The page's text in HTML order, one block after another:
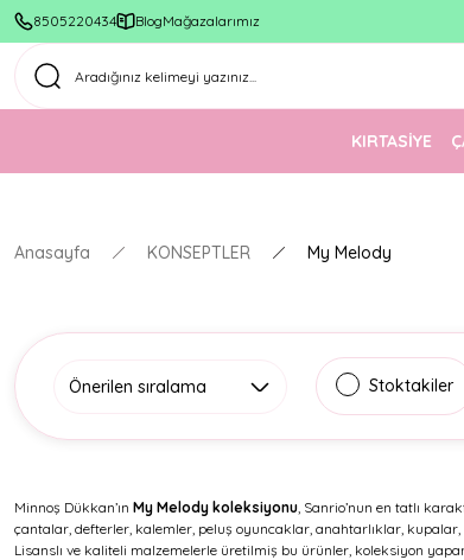
8505220434 BlogMağazalarımız
KIRTASİYE
Anasayfa KONSEPTLER My Melody
Stoktakiler
Minnoş Dükkan’ın My Melody koleksiyonu, Sanrio’nun en tatlı
çantalar, defterler, kalemler, peluş oyuncaklar, anahtarlıklar, kupalar,
Lisanslı ve kaliteli malzemelerle üretilmiş bu ürünler, koleksiyon